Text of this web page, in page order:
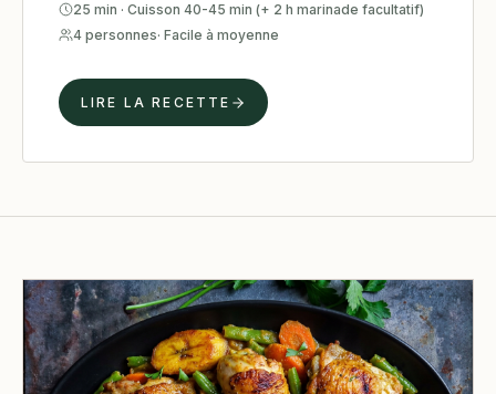
25 min · Cuisson 40-45 min (+ 2 h marinade facultatif)
4 personnes· Facile à moyenne
LIRE LA RECETTE